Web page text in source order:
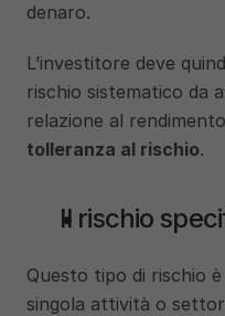
denaro.
L’investitore deve
rischio sistematico da
relazione al
tolleranza al rischio.
Il rischio
Questo tipo di rischio
singola attività o